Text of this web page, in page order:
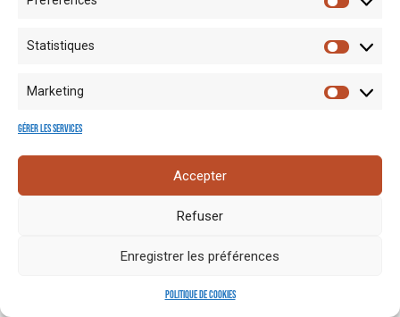
Statistiques
Marketing
Gérer les services
Accepter
Refuser
Enregistrer les préférences
Politique de cookies
Mentions
Espace
presse